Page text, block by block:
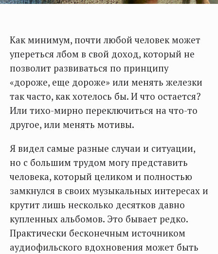
Как минимум, почти любой человек может
упереться лбом в свой доход, который не
позволит развиваться по принципу
«дороже, еще дороже» или менять железки
так часто, как хотелось бы. И что остается?
Или тихо-мирно переключиться на что-то
другое, или менять мотивы.
Я видел самые разные случаи и ситуации,
но с большим трудом могу представить
человека, который целиком и полностью
замкнулся в своих музыкальных интересах и
крутит лишь несколько десятков давно
купленных альбомов. Это бывает редко.
Практически бесконечным источником
аудиофильского вдохновения может быть